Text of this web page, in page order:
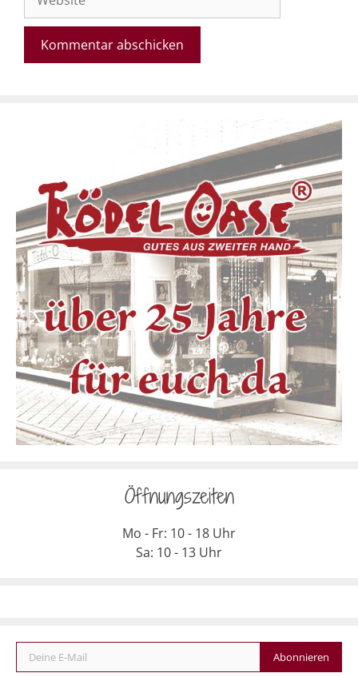
Öffnungszeiten
Mo - Fr: 10 - 18 Uhr
Sa: 10 - 13 Uhr
Deine E-Mail
Abonnieren